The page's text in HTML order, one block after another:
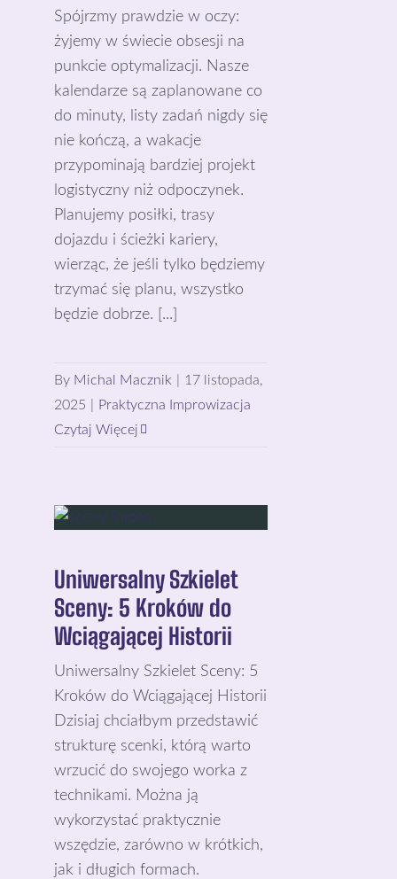
Spójrzmy prawdzie w oczy:
żyjemy w świecie obsesji na
punkcie optymalizacji. Nasze
kalendarze są zaplanowane co
do minuty, listy zadań nigdy się
nie kończą, a wakacje
przypominają bardziej projekt
logistyczny niż odpoczynek.
Planujemy posiłki, trasy
dojazdu i ścieżki kariery,
wierząc, że jeśli tylko będziemy
trzymać się planu, wszystko
będzie dobrze. [...]
By Michal Macznik
17 listopada,
2025
Praktyczna Improwizacja
Czytaj Więcej
Uniwersalny Szkielet
Sceny: 5 Kroków do
Wciągającej Historii
Uniwersalny Szkielet Sceny: 5
Kroków do Wciągającej Historii
Dzisiaj chciałbym przedstawić
strukturę scenki, którą warto
wrzucić do swojego worka z
technikami. Można ją
wykorzystać praktycznie
wszędzie, zarówno w krótkich,
jak i długich formach.